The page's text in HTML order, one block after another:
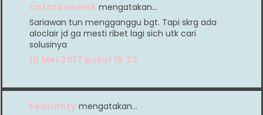
catatanemak mengatakan…
Sariawan tun mengganggu bgt. Tapi skrg ada
aloclair jd ga mesti ribet lagi sich utk cari
solusinya
10 Mei 2017 pukul 15.23
Febrianty mengatakan…